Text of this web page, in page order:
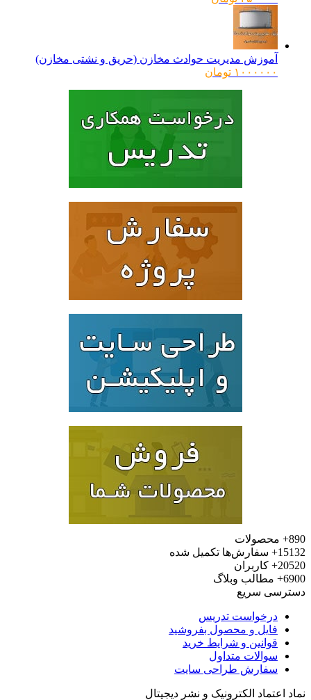
آموزش مدیریت حوادث مخازن (حریق و نشتی مخازن)
۱۰۰۰۰۰۰ تومان
محصولات
سفارش‌ها تکمیل شده
کاربران
مطالب وبلاگ
سریع
درخواست تدریس
فایل و محصول بفروشید
قوانین و شرایط خرید
سوالات متداول
سفارش طراحی سایت
اعتماد الکترونیک و نشر دیجیتال